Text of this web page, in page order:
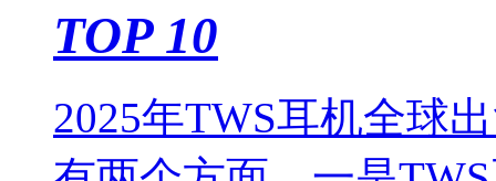
TOP 10
2025年TWS耳机全球